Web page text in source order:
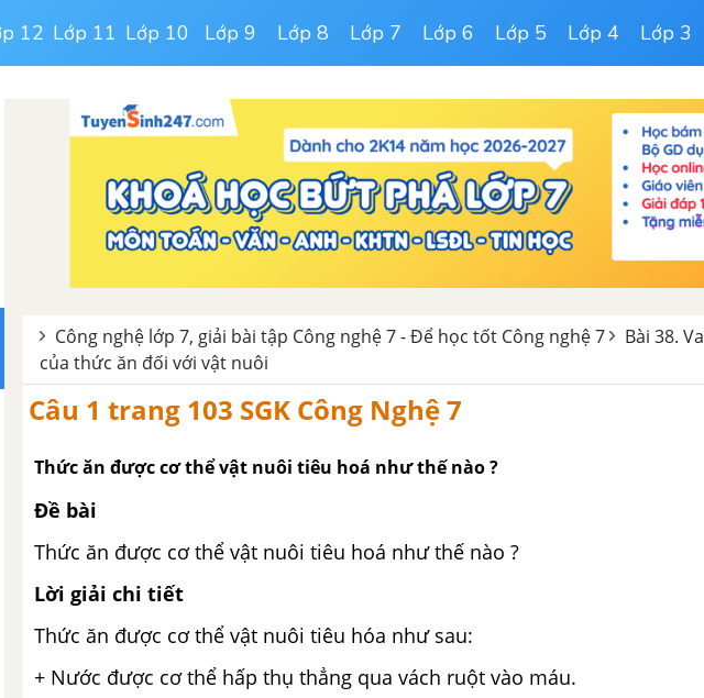
12 Lớp 11 Lớp 10 Lớp 9 Lớp 8 Lớp 7 Lớp 6 Lớp 5 Lớp 4 Lớp 3
Công nghệ lớp 7, giải bài tập Công nghệ 7 - Để học tốt Công nghệ 7
Bài 38.
của thức ăn đối với vật nuôi
Câu 1 trang 103 SGK Công Nghệ 7
Thức ăn được cơ thể vật nuôi tiêu hoá như thế nào ?
Đề bài
Thức ăn được cơ thể vật nuôi tiêu hoá như thế nào ?
Lời giải chi tiết
Thức ăn được cơ thể vật nuôi tiêu hóa như sau:
+ Nước được cơ thể hấp thụ thẳng qua vách ruột vào máu.